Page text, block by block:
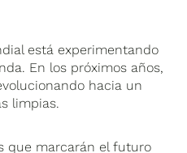
está experimentando
En los próximos años,
hacia un
limpias.
que marcarán el futuro